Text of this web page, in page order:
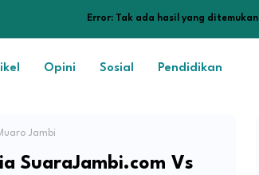
Error: Tak ada hasil yang ditemukan
Opini Sosial Pendidikan
Jambi
SuaraJambi.com Vs